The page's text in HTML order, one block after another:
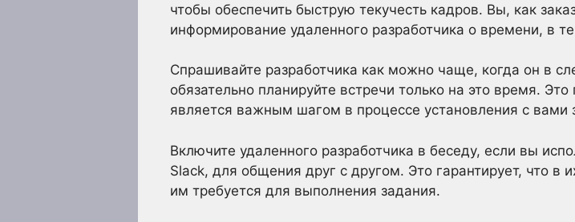
чтобы обеспечить быструю текучесть кадров. Вы, как
информирование удаленного разработчика о времени, в
Спрашивайте разработчика как можно чаще, когда он в
обязательно планируйте встречи только на это время.
является важным шагом в процессе установления с вами
Включите удаленного разработчика в беседу, если вы
Slack, для общения друг с другом. Это гарантирует, что в
им требуется для выполнения задания.